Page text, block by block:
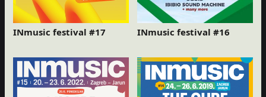
INmusic festival #17 INmusic festival #16